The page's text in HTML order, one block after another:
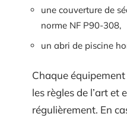
une couverture de
norme NF P90-308,
un abri de piscine
Chaque
les règles de l’art et
régulièrement. En